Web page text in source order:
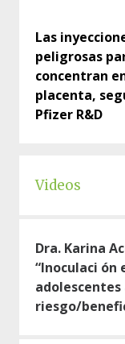
Las
peligrosas
concentran
placenta,
Pfizer R&D
Videos
Dra. Karina
“Inoculaci ón
adolescentes
riesgo/